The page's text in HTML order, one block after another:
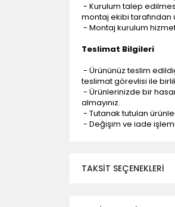
- Kurulum talep
montaj ekibi
- Montaj kurulum
Teslimat Bilgileri
- Ürününüz teslim
teslimat görevlisi ile
- Ürünlerinizde bir
almayınız.
- Tutanak tutulan
- Değişim ve iade
TAKSIT SEÇENEKLERI